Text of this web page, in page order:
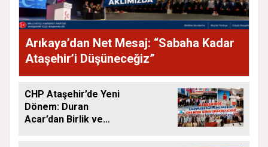
Arıkaya’dan Net Mesaj: “Sabaha Kadar
Ataşehir’i Düşüneceğiz”
CHP Ataşehir’de Yeni
Dönem: Duran
Acar’dan Birlik ve